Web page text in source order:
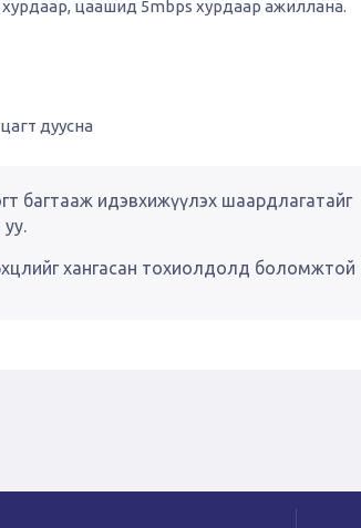
цаашид 5mbps хурдаар ажиллана.
дуусна
багтааж идэвхижүүлэх шаардлагатайг
хангасан тохиолдолд боломжтой